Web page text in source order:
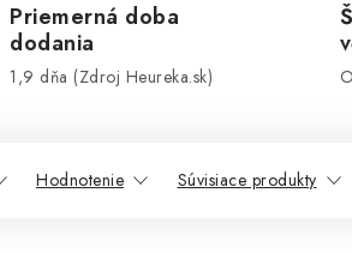
Priemerná doba
dodania
1,9 dňa (Zdroj Heureka.sk)
Hodnotenie Súvisiace produkty